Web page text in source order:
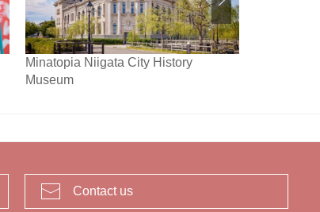
Minatopia Niigata City History
Museum
Contact us